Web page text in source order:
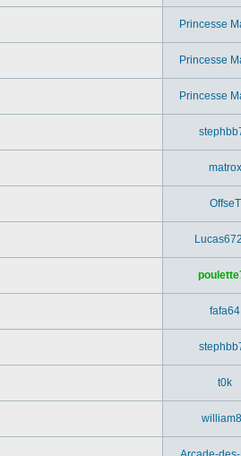
Princesse
Princesse
Princesse
matrox
OffseT
fafa64
t0k